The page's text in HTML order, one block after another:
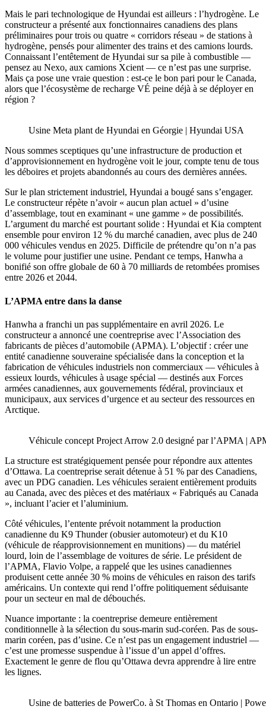
Mais le pari technologique de Hyundai est ailleurs : l’hydrogène. Le
constructeur a présenté aux fonctionnaires canadiens des plans
préliminaires pour trois ou quatre « corridors réseau » de stations à
hydrogène, pensés pour alimenter des trains et des camions lourds.
Connaissant l’entêtement de Hyundai sur sa pile à combustible —
pensez au Nexo, aux camions Xcient — ce n’est pas une surprise.
Mais ça pose une vraie question : est-ce le bon pari pour le Canada,
alors que l’écosystème de recharge VÉ peine déjà à se déployer en
région ?
Usine Meta plant de Hyundai en Géorgie | Hyundai USA
Nous sommes sceptiques qu’une infrastructure de production et
d’approvisionnement en hydrogène voit le jour, compte tenu de tous
les déboires et projets abandonnés au cours des dernières années.
Sur le plan strictement industriel, Hyundai a bougé sans s’engager.
Le constructeur répète n’avoir « aucun plan actuel » d’usine
d’assemblage, tout en examinant « une gamme » de possibilités.
L’argument du marché est pourtant solide : Hyundai et Kia comptent
ensemble pour environ 12 % du marché canadien, avec plus de 240
000 véhicules vendus en 2025. Difficile de prétendre qu’on n’a pas
le volume pour justifier une usine. Pendant ce temps, Hanwha a
bonifié son offre globale de 60 à 70 milliards de retombées promises
entre 2026 et 2044.
L’APMA entre dans la danse
Hanwha a franchi un pas supplémentaire en avril 2026. Le
constructeur a annoncé une coentreprise avec l’Association des
fabricants de pièces d’automobile (APMA). L’objectif : créer une
entité canadienne souveraine spécialisée dans la conception et la
fabrication de véhicules industriels non commerciaux — véhicules à
essieux lourds, véhicules à usage spécial — destinés aux Forces
armées canadiennes, aux gouvernements fédéral, provinciaux et
municipaux, aux services d’urgence et au secteur des ressources en
Arctique.
Véhicule concept Project Arrow 2.0 designé par l’APMA |
La structure est stratégiquement pensée pour répondre aux attentes
d’Ottawa. La coentreprise serait détenue à 51 % par des Canadiens,
avec un PDG canadien. Les véhicules seraient entièrement produits
au Canada, avec des pièces et des matériaux « Fabriqués au Canada
», incluant l’acier et l’aluminium.
Côté véhicules, l’entente prévoit notamment la production
canadienne du K9 Thunder (obusier automoteur) et du K10
(véhicule de réapprovisionnement en munitions) — du matériel
lourd, loin de l’assemblage de voitures de série. Le président de
l’APMA, Flavio Volpe, a rappelé que les usines canadiennes
produisent cette année 30 % moins de véhicules en raison des tarifs
américains. Un contexte qui rend l’offre politiquement séduisante
pour un secteur en mal de débouchés.
Nuance importante : la coentreprise demeure entièrement
conditionnelle à la sélection du sous-marin sud-coréen. Pas de sous-
marin coréen, pas d’usine. Ce n’est pas un engagement industriel —
c’est une promesse suspendue à l’issue d’un appel d’offres.
Exactement le genre de flou qu’Ottawa devra apprendre à lire entre
les lignes.
Usine de batteries de PowerCo. à St Thomas en Ontario |